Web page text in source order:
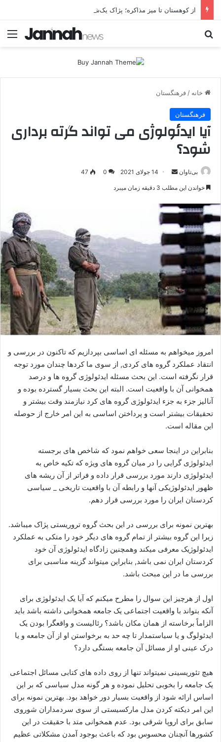
از کوهستان تا میز مذاکره؛ پژاک یک‌شبه «دموکرات» شد!
خانه / فرهنگستان
فرهنگستان
آیا ایدئولوژی می تواند گرته برداری
شود؟
بی‌تاوان
ر
ا
ا
ی
م
ی
ل
14 جولای 2021 0
47
خواندن این مطلب 3 دقیقه زمان میبرد
امروز میخواهم به مسئله ای اساسی بپردازیم که تاکنون در بررسی و
انتقاد عملکرد گروه های کردی, از سوی ما کردها چندان مورد توجه
قرار نگرفته است. این بحث مسئله ایدئولوژی گروه ها و درصد
همخوانی آن با واقعیت است. البته این بحث بسیار گسترده بوده و
آنالیز جزء به جزء ایدئولوژی گروه های کرد نیازمند وقت بیشتر و
تحقیقات بیشتر است و پرداختن اساسی به این امر خارج از حوصله
این مقاله است.
بنابراین در اینجا سعی خواهم نمود که شاخص های برجسته
ایدئولوژی گرایی را در میان گروه های ویژه که تکیه خاص به
ایدئولوژی دارند مورد بررسی قرار داده و فراتر از آن ریشه های
ظهور ایدئولوژیکی آنها و رابطه آن با واقعیت تاریخی _ سیاسی
کردستان ایران را مورد بررسی قرار دهم.
بهترین نمونه برای بررسی در این بحث گروه تروریستی پژاک میباشد.
زیرا این گروه بیشتر از تمام گروه های دیگر خود را متکی به عملکرد
ایدئولوژیک معرفی میکند وهمچنین زادگاه ایدئولوژی آن خود
کردستان ایران نمی باشد, بنابراین میتواند گزینه مناسبی برای
بررسی ما در این مبحث باشد.
اول از هرچیز این سوال را مطرح میکنم که آیا یک ایدئولوژی برای
آنکه بتواند با واقعیت اجتماعی یک جامعه همخوانی داشته باشد باید
الزاماً برخاسته از همان مکان باشد؟ رئالیست و واقعگرا بودن یک
ایدئولوگ و یا سیاستمدار تا چه حد به برخواستن او از آن جامعه و یا
درک عینی او از مسائل آن جامعه بستگی دارد؟
هیچ تئوریسینی نمیتواند تنها از روی داده های کتابی مسائل اجتماعی
یک جامعه را بخوبی تحلیل نموده و هر گونه مدل سیاسی که بر این
اساس ارائه شود از واقعیت بسیار دور خواهد بود. بهترین نمونه برای
این امر دیکته کردن مدل مارکسیستی از سوی سردمداران شوروی
سابق برای اروپا شرقی بود. عدم همخوانی متد با حقیقت در این
کشورها آنچنان محسوس بود که باعث بوجود آمدن مشکلاتی عظیم